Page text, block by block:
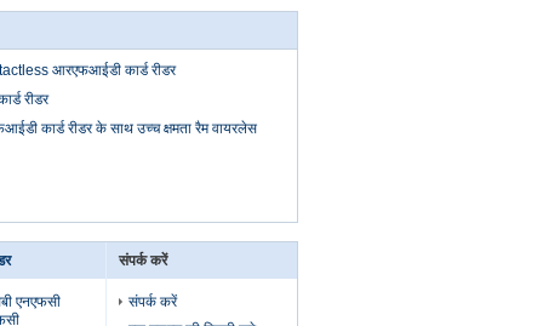
आरएफआईडी कार्ड रीडर
रीडर
कार्ड रीडर के साथ उच्च क्षमता रैम वायरलेस
एनएफसी
संपर्क करें
संपर्क करें